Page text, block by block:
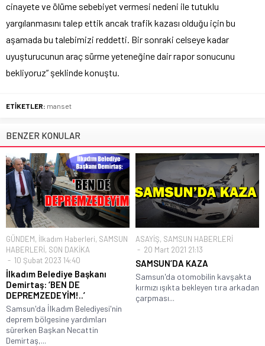
cinayete ve ölüme sebebiyet vermesi nedeni ile tutuklu
yargılanmasını talep ettik ancak trafik kazası olduğu için bu
aşamada bu talebimizi reddetti. Bir sonraki celseye kadar
uyuşturucunun araç sürme yeteneğine dair rapor sonucunu
bekliyoruz” şeklinde konuştu.
ETİKETLER: manset
BENZER KONULAR
GÜNDEM, İlkadım Haberleri, SAMSUN
HABERLERİ, SON DAKİKA
10 Şubat 2023 14:40
İlkadım Belediye Başkanı
Demirtaş: ‘BEN DE
DEPREMZEDEYİM!..’
Samsun'da İlkadım Belediyesi'nin
deprem bölgesine yardımları
sürerken Başkan Necattin
Demirtaş,...
ASAYİŞ, SAMSUN HABERLERİ
20 Mart 2021 21:13
SAMSUN’DA KAZA
Samsun'da otomobilin kavşakta
kırmızı ışıkta bekleyen tıra arkadan
çarpması...